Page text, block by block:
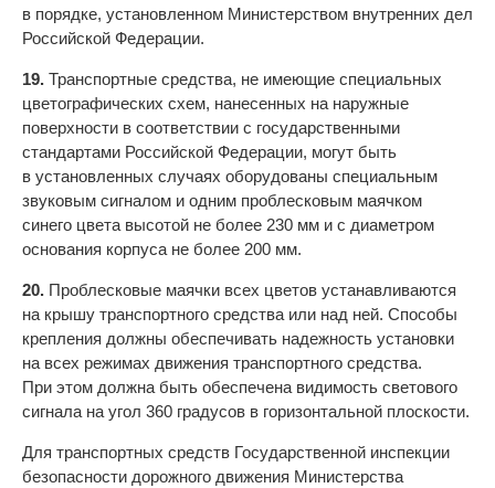
в порядке, установленном Министерством внутренних дел
Российской Федерации.
19. Транспортные средства, не имеющие специальных
цветографических схем, нанесенных на наружные
поверхности в соответствии с государственными
стандартами Российской Федерации, могут быть
в установленных случаях оборудованы специальным
звуковым сигналом и одним проблесковым маячком
синего цвета высотой не более 230 мм и с диаметром
основания корпуса не более 200 мм.
20. Проблесковые маячки всех цветов устанавливаются
на крышу транспортного средства или над ней. Способы
крепления должны обеспечивать надежность установки
на всех режимах движения транспортного средства.
При этом должна быть обеспечена видимость светового
сигнала на угол 360 градусов в горизонтальной плоскости.
Для транспортных средств Государственной инспекции
безопасности дорожного движения Министерства